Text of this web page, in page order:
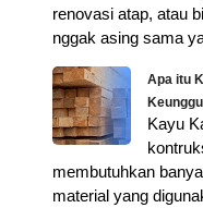
renovasi atap, atau
nggak asing sama
Apa itu
Kayu
membutuhkan
material yang